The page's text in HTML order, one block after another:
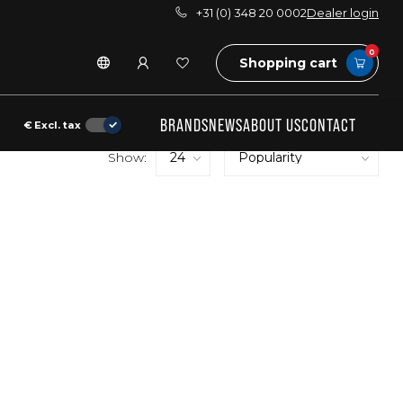
+31 (0) 348 20 0002Dealer login
Shopping cart
0
€ Excl. tax BRANDSNEWSABOUT USCONTACT
Show: